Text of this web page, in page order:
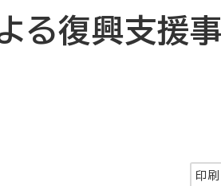
復興支援事
印刷